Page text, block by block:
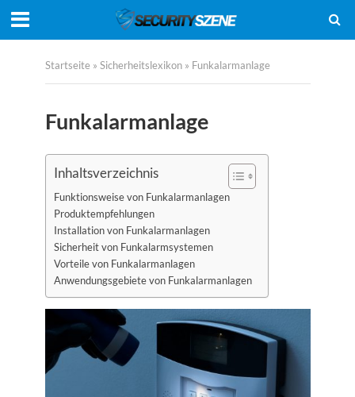
Startseite » Sicherheitslexikon» Funkalarmanlage
Funkalarmanlage
Inhaltsverzeichnis
Funktionsweise von Funkalarmanlagen
Produktempfehlungen
Installation von Funkalarmanlagen
Sicherheit von Funkalarmsystemen
Vorteile von Funkalarmanlagen
Anwendungsgebiete von Funkalarmanlagen